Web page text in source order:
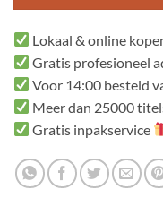
Lokaal & online
Gratis profesioneel
Voor 14:00 besteld
Meer dan 25000
Gratis inpakservice